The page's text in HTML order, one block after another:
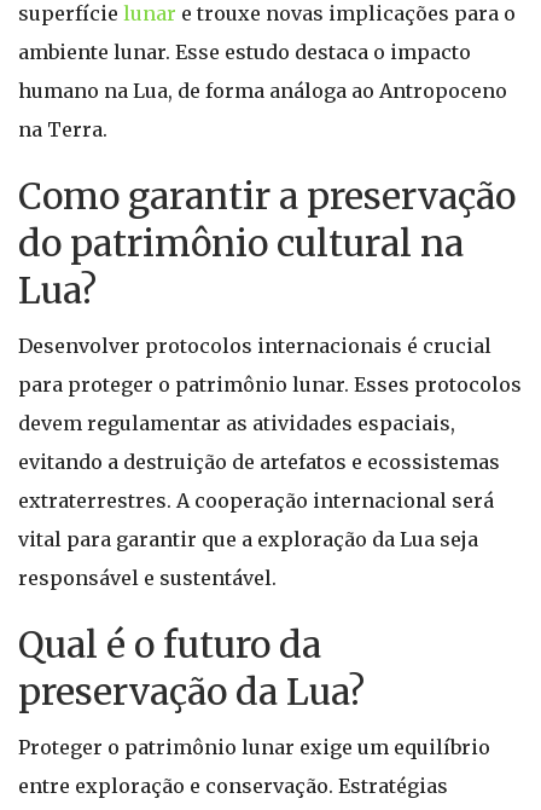
superfície lunar e trouxe novas implicações para o
ambiente lunar. Esse estudo destaca o impacto
humano na Lua, de forma análoga ao Antropoceno
na Terra.
Como garantir a preservação
do patrimônio cultural na
Lua?
Desenvolver protocolos internacionais é crucial
para proteger o patrimônio lunar. Esses protocolos
devem regulamentar as atividades espaciais,
evitando a destruição de artefatos e ecossistemas
extraterrestres. A cooperação internacional será
vital para garantir que a exploração da Lua seja
responsável e sustentável.
Qual é o futuro da
preservação da Lua?
Proteger o patrimônio lunar exige um equilíbrio
entre exploração e conservação. Estratégias